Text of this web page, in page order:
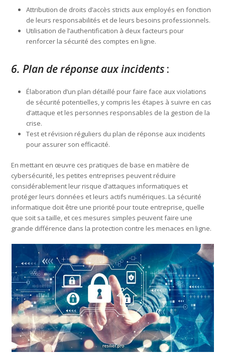
Attribution de droits d’accès stricts aux employés en fonction
de leurs responsabilités et de leurs besoins professionnels.
Utilisation de l’authentification à deux facteurs pour
renforcer la sécurité des comptes en ligne.
6. Plan de réponse aux incidents :
Élaboration d’un plan détaillé pour faire face aux violations
de sécurité potentielles, y compris les étapes à suivre en cas
d’attaque et les personnes responsables de la gestion de la
crise.
Test et révision réguliers du plan de réponse aux incidents
pour assurer son efficacité.
En mettant en œuvre ces pratiques de base en matière de
cybersécurité, les petites entreprises peuvent réduire
considérablement leur risque d’attaques informatiques et
protéger leurs données et leurs actifs numériques. La sécurité
informatique doit être une priorité pour toute entreprise, quelle
que soit sa taille, et ces mesures simples peuvent faire une
grande différence dans la protection contre les menaces en ligne.